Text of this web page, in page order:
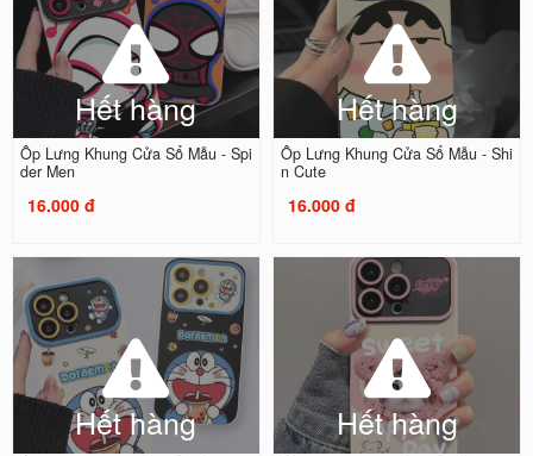
Hết hàng
Ốp Lưng Khung Cửa Sổ Mẫu - Spi
der Men
16.000 đ
Hết hàng
Ốp Lưng Khung Cửa Sổ Mẫu - Shi
n Cute
16.000 đ
Hết hàng Hết hàng